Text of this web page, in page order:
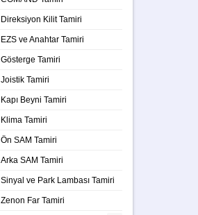
Direksiyon Kilit Tamiri
EZS ve Anahtar Tamiri
Gösterge Tamiri
Joistik Tamiri
Kapı Beyni Tamiri
Klima Tamiri
Ön SAM Tamiri
Arka SAM Tamiri
Sinyal ve Park Lambası Tamiri
Zenon Far Tamiri